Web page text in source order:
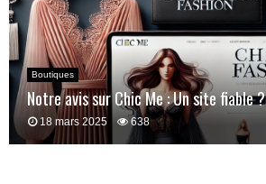
Boutiques
Notre avis sur Chic Me : Un site fiable ?
18 mars 2025 638